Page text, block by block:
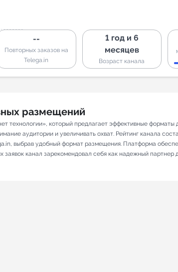
--
Повторных заказов на
Telega.in
1 год и 6
месяцев
Возраст канала
размещений
технологии», который предлагает эффективные
аудитории и увеличивать охват. Рейтинг канала
выбрав удобный формат размещения. Платформа
канал зарекомендовал себя как надежный